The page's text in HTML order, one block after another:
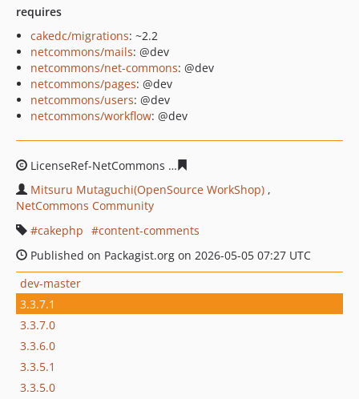
requires
cakedc/migrations: ~2.2
netcommons/mails: @dev
netcommons/net-commons: @dev
netcommons/pages: @dev
netcommons/users: @dev
netcommons/workflow: @dev
LicenseRef-NetCommons
Mitsuru Mutaguchi(OpenSource WorkShop)
NetCommons Community
cakephp
content-comments
Published on Packagist.org on 2026-05-05 07:27 UTC
dev-master
3.3.7.1
3.3.7.0
3.3.6.0
3.3.5.1
3.3.5.0